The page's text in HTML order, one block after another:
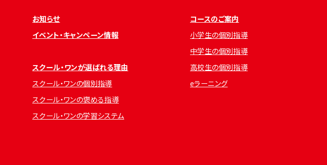
お知らせ
イベント・キャンペーン情報
スクール・ワンが選ばれる理由
スクール・ワンの個別指導
スクール・ワンの褒める指導
スクール・ワンの学習システム
コースのご案内
小学生の個別指導
中学生の個別指導
高校生の個別指導
eラーニング